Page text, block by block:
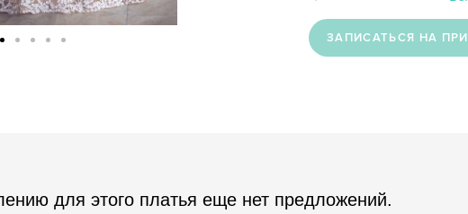
ЗАПИСАТЬСЯ НА
для этого платья еще нет предложений.